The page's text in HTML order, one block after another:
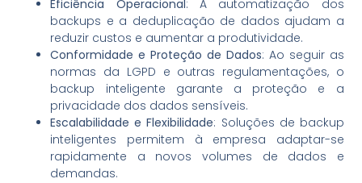
Eficiência Operacional: A automatização dos
backups e a deduplicação de dados ajudam a
reduzir custos e aumentar a produtividade.
Conformidade e Proteção de Dados: Ao seguir as
normas da LGPD e outras regulamentações, o
backup inteligente garante a proteção e a
privacidade dos dados sensíveis.
Escalabilidade e Flexibilidade: Soluções de backup
inteligentes permitem à empresa adaptar-se
rapidamente a novos volumes de dados e
demandas.